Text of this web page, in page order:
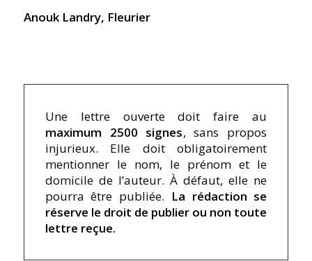
Anouk Landry, Fleurier
Une lettre ouverte doit faire au
maximum 2500 signes, sans propos
injurieux. Elle doit obligatoirement
mentionner le nom, le prénom et le
domicile de l’auteur. À défaut, elle ne
pourra être publiée. La rédaction se
réserve le droit de publier ou non toute
lettre reçue.